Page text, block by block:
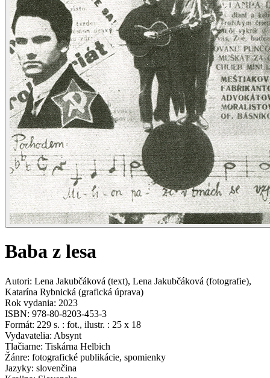
Baba z lesa
Autori: Lena Jakubčáková (text), Lena Jakubčáková (fotografie),
Katarína Rybnická (grafická úprava)
Rok vydania: 2023
ISBN: 978-80-8203-453-3
Formát: 229 s. : fot., ilustr. : 25 x 18
Vydavatelia: Absynt
Tlačiarne: Tiskárna Helbich
Žánre: fotografické publikácie, spomienky
Jazyky: slovenčina